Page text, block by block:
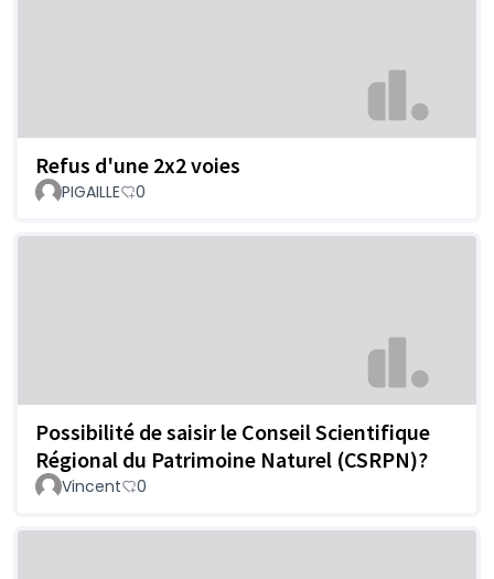
Refus d'une 2x2 voies
PIGAILLE 0
Possibilité de saisir le Conseil Scientifique
Régional du Patrimoine Naturel (CSRPN)?
Vincent 0